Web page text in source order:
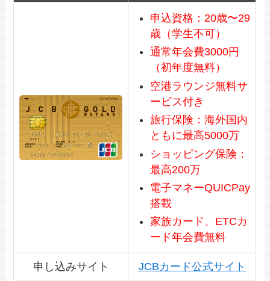
申込資格：20歳〜29
歳（学生不可）
通常年会費3000円
（初年度無料）
空港ラウンジ無料サ
ービス付き
旅行保険：海外国内
ともに最高5000万
ショッピング保険：
最高200万
電子マネーQUICPay
搭載
家族カード、ETCカ
ード年会費無料
申し込みサイト JCBカード公式サイト